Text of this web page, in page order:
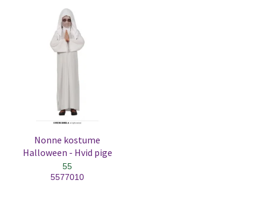
Nonne kostume
Halloween - Hvid pige
55
5577010